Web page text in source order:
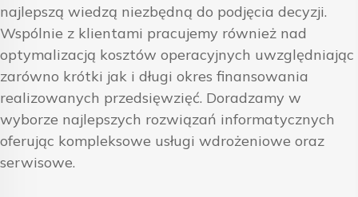
najlepszą wiedzą niezbędną do podjęcia decyzji.
Wspólnie z klientami pracujemy również nad
optymalizacją kosztów operacyjnych uwzględniając
zarówno krótki jak i długi okres finansowania
realizowanych przedsięwzięć. Doradzamy w
wyborze najlepszych rozwiązań informatycznych
oferując kompleksowe usługi wdrożeniowe oraz
serwisowe.